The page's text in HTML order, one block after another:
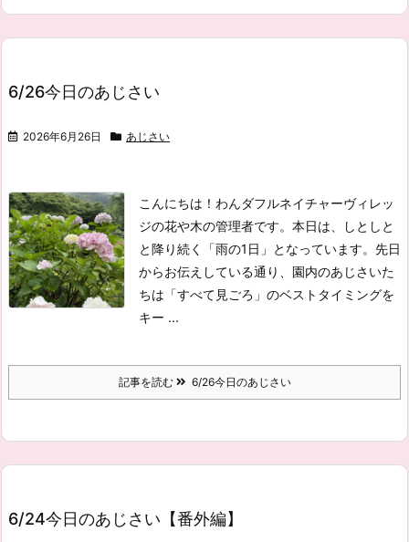
6/26今日のあじさい
2026年6月26日 あじさい
こんにちは！わんダフルネイチャーヴィレッ
ジの花や木の管理者です。 本日は、しとしと
と降り続く「雨の1日」となっています。 先日
からお伝えしている通り、園内のあじさいた
ちは「すべて見ごろ」のベストタイミングを
キー ...
記事を読む 6/26今日のあじさい
6/24今日のあじさい【番外編】